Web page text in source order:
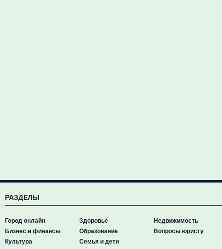
РАЗДЕЛЫ
Город онлайн
Бизнес и финансы
Культура
Здоровье
Образование
Семья и дети
Недвижимость
Вопросы юристу